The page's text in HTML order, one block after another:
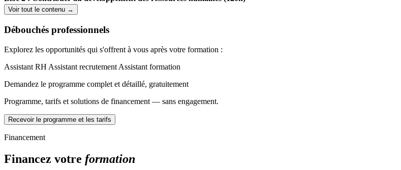
Ingénierie des postes et GEPP (Gestion des Emplois)
Campagnes d’entretiens annuels et professionnels
Gestion de la mobilité interne
Processus d’intégration (Onboarding)
Information des salariés sur les dispositifs de formation
Bloc 3 : Applications professionnelles et outils (160h)
Soft Skills : Gestion du temps et communication orale
L’Intelligence Artificielle (IA) appliquée au métier RH
Maîtrise d'Excel (niveaux débutant et avancé)
Méthodologie et rédaction du Dossier Professionnel pour l'examen
Voir tout le contenu →
Débouchés professionnels
Explorez les opportunités qui s'offrent à vous après votre formation :
Assistant RH Assistant recrutement Assistant formation
Demandez le programme complet et détaillé, gratuitement
Programme, tarifs et solutions de financement — sans engagement.
Recevoir le programme et les tarifs
Financement
Financez votre formation